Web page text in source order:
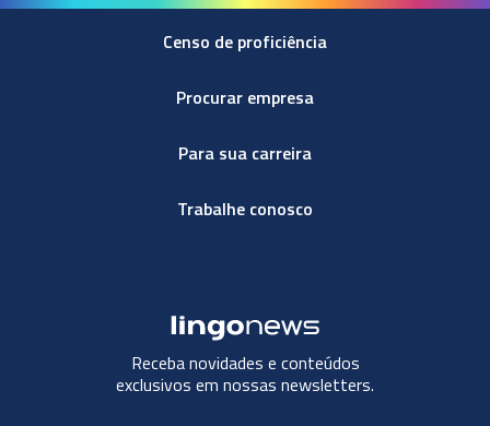
Censo de proficiência
Procurar empresa
Para sua carreira
Trabalhe conosco
Receba novidades e conteúdos
exclusivos em nossas newsletters.